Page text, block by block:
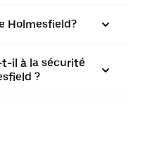
Holmesfield?
il à la sécurité
?